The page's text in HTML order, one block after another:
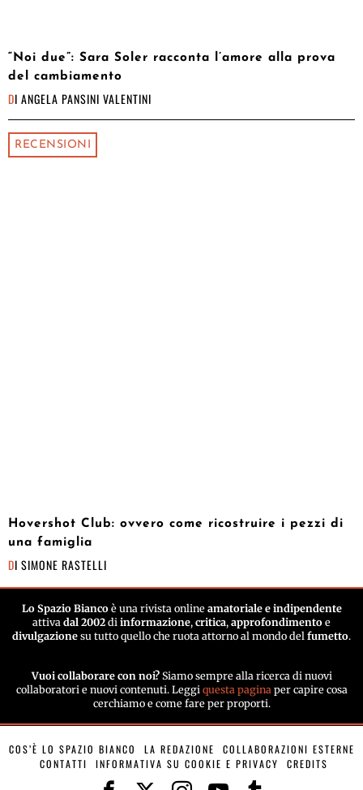
“Noi due”: Sara Soler racconta l’amore alla prova
del cambiamento
DI ANGELA PANSINI VALENTINI
RECENSIONI
Hovershot Club: ovvero come ricostruire i pezzi di
una famiglia
DI SIMONE RASTELLI
Lo Spazio Biancoè una rivista online amatoriale e indipendente
attiva dal 2002 di informazione, critica, approfondimento e
divulgazione su tutto quello che ruota attorno al mondo del fumetto.
Vuoi collaborare con noi? Siamo sempre alla ricerca di nuovi
collaboratori e nuovi contenuti. Leggi questa paginaper capire cosa
cerchiamo e come fare per proporti.
COS’È LO SPAZIO BIANCO LA REDAZIONE
COLLABORAZIONI ESTERNE
CONTATTI
INFORMATIVA SU COOKIE E PRIVACY CREDITS